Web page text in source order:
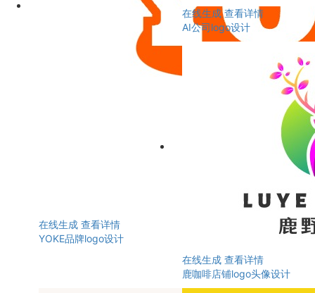
在线生成 查看详情
YOKE品牌logo设计
在线生成 查看详情
AI公司logo设计
在线生成 查看详情
鹿咖啡店铺logo头像设计